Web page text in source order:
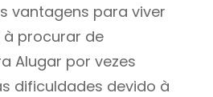
vantagens para viver
à procurar de
Alugar por vezes
dificuldades devido à